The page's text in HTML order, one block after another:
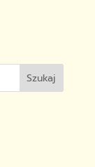
Szukaj